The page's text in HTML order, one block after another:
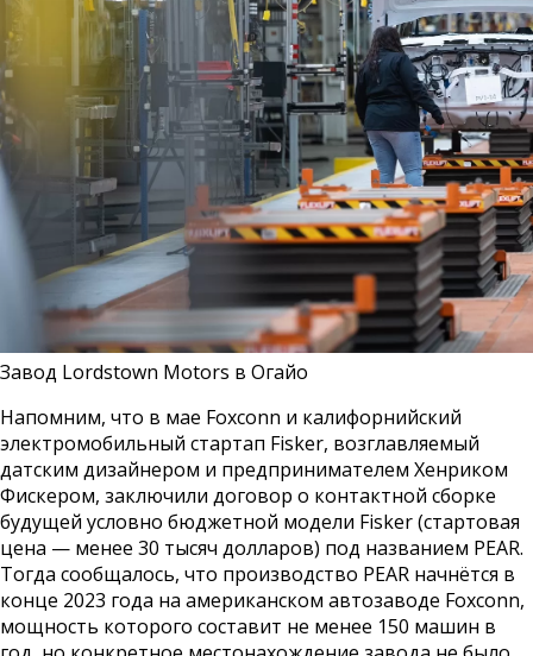
Завод Lordstown Motors в Огайо
Напомним, что в мае Foxconn и калифорнийский
электромобильный стартап Fisker, возглавляемый
датским дизайнером и предпринимателем Хенриком
Фискером, заключили договор о контактной сборке
будущей условно бюджетной модели Fisker (стартовая
цена — менее 30 тысяч долларов) под названием PEAR.
Тогда сообщалось, что производство PEAR начнётся в
конце 2023 года на американском автозаводе Foxconn,
мощность которого составит не менее 150 машин в